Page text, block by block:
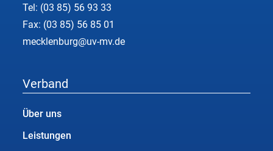
Tel: (03 85) 56 93 33
Fax: (03 85) 56 85 01
mecklenburg@uv-mv.de
Verband
Über uns
Leistungen